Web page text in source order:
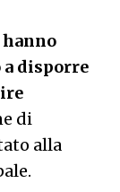
hanno
disporre
di
alla